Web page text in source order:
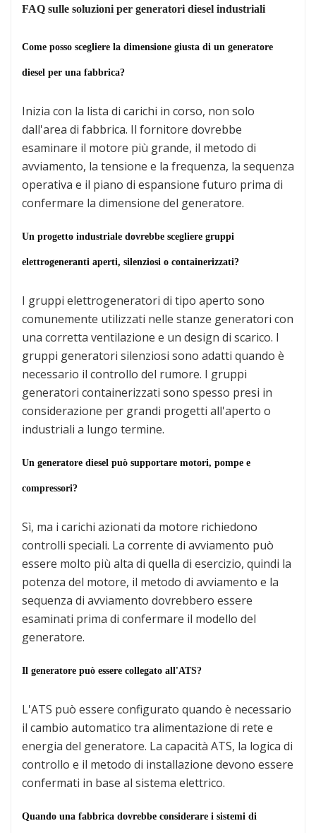
FAQ sulle soluzioni per generatori diesel industriali
Come posso scegliere la dimensione giusta di un generatore
diesel per una fabbrica?
Inizia con la lista di carichi in corso, non solo
dall'area di fabbrica. Il fornitore dovrebbe
esaminare il motore più grande, il metodo di
avviamento, la tensione e la frequenza, la sequenza
operativa e il piano di espansione futuro prima di
confermare la dimensione del generatore.
Un progetto industriale dovrebbe scegliere gruppi
elettrogeneranti aperti, silenziosi o containerizzati?
I gruppi elettrogeneratori di tipo aperto sono
comunemente utilizzati nelle stanze generatori con
una corretta ventilazione e un design di scarico. I
gruppi generatori silenziosi sono adatti quando è
necessario il controllo del rumore. I gruppi
generatori containerizzati sono spesso presi in
considerazione per grandi progetti all'aperto o
industriali a lungo termine.
Un generatore diesel può supportare motori, pompe e
compressori?
Sì, ma i carichi azionati da motore richiedono
controlli speciali. La corrente di avviamento può
essere molto più alta di quella di esercizio, quindi la
potenza del motore, il metodo di avviamento e la
sequenza di avviamento dovrebbero essere
esaminati prima di confermare il modello del
generatore.
Il generatore può essere collegato all'ATS?
L'ATS può essere configurato quando è necessario
il cambio automatico tra alimentazione di rete e
energia del generatore. La capacità ATS, la logica di
controllo e il metodo di installazione devono essere
confermati in base al sistema elettrico.
Quando una fabbrica dovrebbe considerare i sistemi di